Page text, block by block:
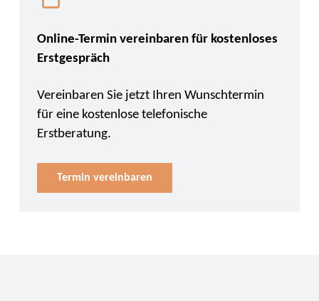
Online-Termin vereinbaren für kostenloses
Erstgespräch
Vereinbaren Sie jetzt Ihren Wunschtermin
für eine kostenlose telefonische
Erstberatung.
Termin vereinbaren